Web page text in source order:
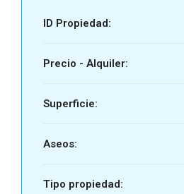
ID Propiedad:
Precio - Alquiler:
Superficie:
Aseos:
Tipo propiedad: